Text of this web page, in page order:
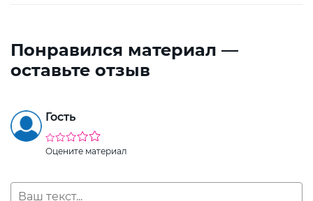
Понравился материал —
оставьте отзыв
Гость
Оцените материал